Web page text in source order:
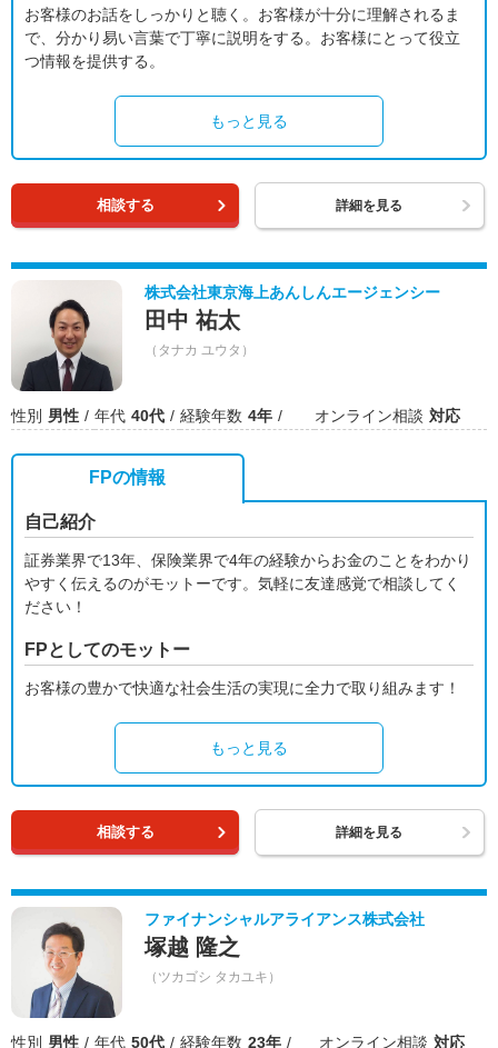
お客様のお話をしっかりと聴く。お客様が十分に理解されるま
で、分かり易い言葉で丁寧に説明をする。お客様にとって役立
つ情報を提供する。
もっと見る
相談する 詳細を見る
株式会社東京海上あんしんエージェンシー
田中 祐太
（タナカ ユウタ）
性別 男性 年代 40代 経験年数 4年 オンライン相談 対応
FPの情報
自己紹介
証券業界で13年、保険業界で4年の経験からお金のことをわかり
やすく伝えるのがモットーです。気軽に友達感覚で相談してく
ださい！
FPとしてのモットー
お客様の豊かで快適な社会生活の実現に全力で取り組みます！
もっと見る
相談する 詳細を見る
ファイナンシャルアライアンス株式会社
塚越 隆之
（ツカゴシ タカユキ）
性別 男性 年代 50代 経験年数 23年 オンライン相談 対応